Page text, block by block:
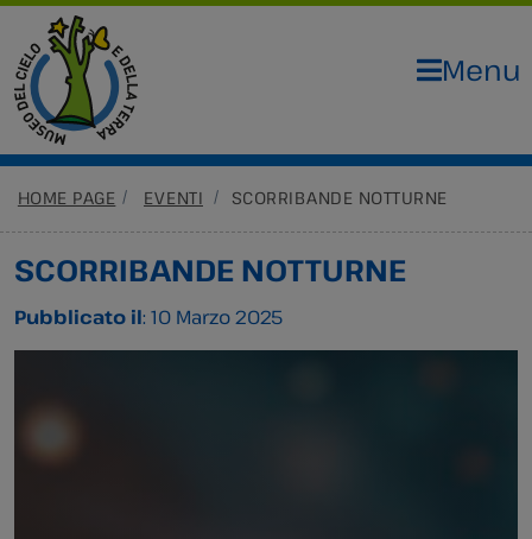
Menu
HOME PAGE EVENTI SCORRIBANDE NOTTURNE
SCORRIBANDE NOTTURNE
Pubblicato il: 10 Marzo 2025